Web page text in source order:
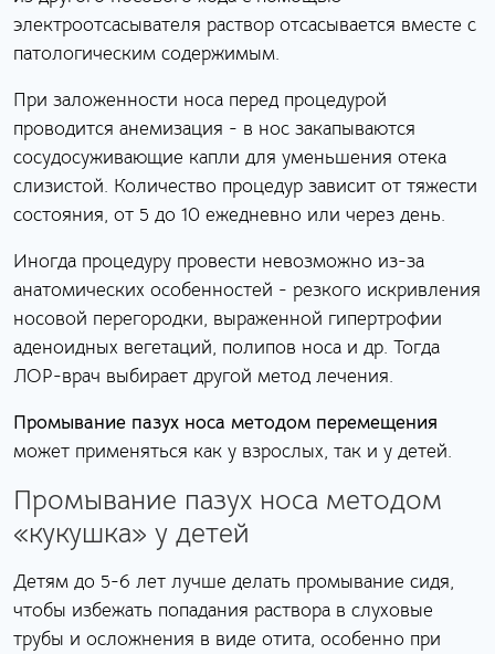
электроотсасывателя раствор отсасывается вместе с
патологическим содержимым.
При заложенности носа перед процедурой
проводится анемизация - в нос закапываются
сосудосуживающие капли для уменьшения отека
слизистой. Количество процедур зависит от тяжести
состояния, от 5 до 10 ежедневно или через день.
Иногда процедуру провести невозможно из-за
анатомических особенностей - резкого искривления
носовой перегородки, выраженной гипертрофии
аденоидных вегетаций, полипов носа и др. Тогда
ЛОР-врач выбирает другой метод лечения.
Промывание пазух носа методом перемещения
может применяться как у взрослых, так и у детей.
Промывание пазух носа методом
«кукушка» у детей
Детям до 5-6 лет лучше делать промывание сидя,
чтобы избежать попадания раствора в слуховые
трубы и осложнения в виде отита, особенно при